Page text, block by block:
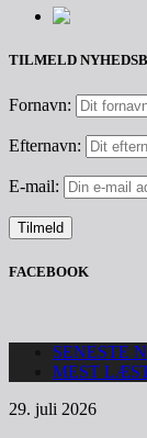
TILMELD
Fornavn:
Efternavn:
E-mail:
FACEBOOK
SENESTE
MEST
29. juli 2026